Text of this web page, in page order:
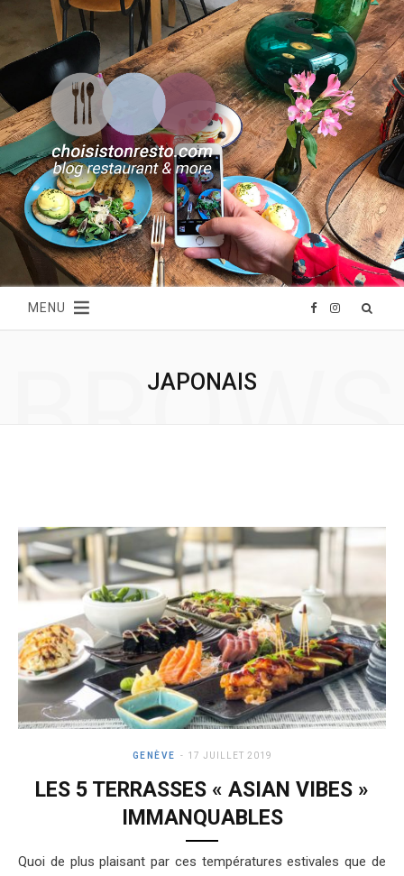
F I
m
MENU
JAPONAIS
BROWS
ING
GENÈVE 17 JUILLET 2019
LES 5 TERRASSES « ASIAN VIBES »
IMMANQUABLES
Quoi de plus plaisant par ces températures estivales que de